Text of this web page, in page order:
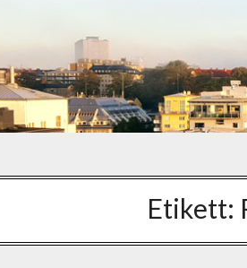
Etikett: